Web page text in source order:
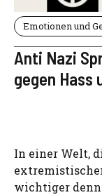
Emotionen und
Anti Nazi
gegen Hass
In einer Welt,
wichtiger denn